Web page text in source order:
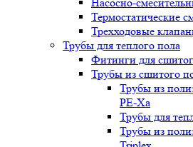
Термостатические
Трехходовые
Трубы для теплого пола
Фитинги для
Трубы из сшитого
Трубы из
PE-Xa
Трубы для
Трубы из